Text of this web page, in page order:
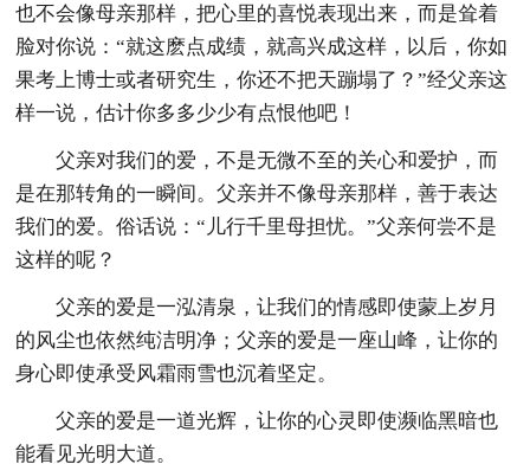
也不会像母亲那样，把心里的喜悦表现出来，而是耸着
脸对你说：“就这麽点成绩，就高兴成这样，以后，你如
果考上博士或者研究生，你还不把天蹦塌了？”经父亲这
样一说，估计你多多少少有点恨他吧！
父亲对我们的爱，不是无微不至的关心和爱护，而
是在那转角的一瞬间。父亲并不像母亲那样，善于表达
我们的爱。俗话说：“儿行千里母担忧。”父亲何尝不是
这样的呢？
父亲的爱是一泓清泉，让我们的情感即使蒙上岁月
的风尘也依然纯洁明净；父亲的爱是一座山峰，让你的
身心即使承受风霜雨雪也沉着坚定。
父亲的爱是一道光辉，让你的心灵即使濒临黑暗也
能看见光明大道。